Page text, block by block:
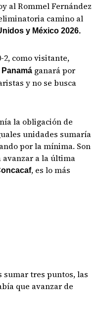
al Rommel Fernández
camino al
y México 2026.
2, como visitante,
Panamá ganará por
y no se busca
la obligación de
unidades sumaría
por la mínima. Son
avanzar a la última
, es lo más
sumar tres puntos, las
que avanzar de